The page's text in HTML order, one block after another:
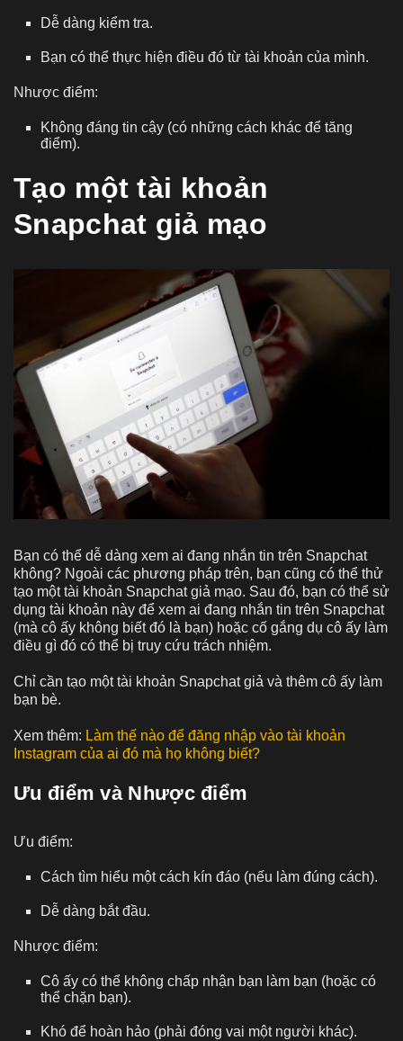
Dễ dàng kiểm tra.
Bạn có thể thực hiện điều đó từ tài khoản của mình.
Nhược điểm:
Không đáng tin cậy (có những cách khác để tăng
điểm).
Tạo một tài khoản
Snapchat giả mạo
Bạn có thể dễ dàng xem ai đang nhắn tin trên Snapchat
không? Ngoài các phương pháp trên, bạn cũng có thể thử
tạo một tài khoản Snapchat giả mạo. Sau đó, bạn có thể sử
dụng tài khoản này để xem ai đang nhắn tin trên Snapchat
(mà cô ấy không biết đó là bạn) hoặc cố gắng dụ cô ấy làm
điều gì đó có thể bị truy cứu trách nhiệm.
Chỉ cần tạo một tài khoản Snapchat giả và thêm cô ấy làm
bạn bè.
Xem thêm: Làm thế nào để đăng nhập vào tài khoản
Instagram của ai đó mà họ không biết?
Ưu điểm và Nhược điểm
Ưu điểm:
Cách tìm hiểu một cách kín đáo (nếu làm đúng cách).
Dễ dàng bắt đầu.
Nhược điểm:
Cô ấy có thể không chấp nhận bạn làm bạn (hoặc có
thể chặn bạn).
Khó để hoàn hảo (phải đóng vai một người khác).